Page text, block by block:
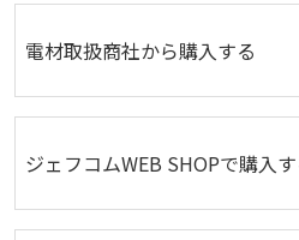
電材取扱商社から購入する
ジェフコムWEB SHOPで購入